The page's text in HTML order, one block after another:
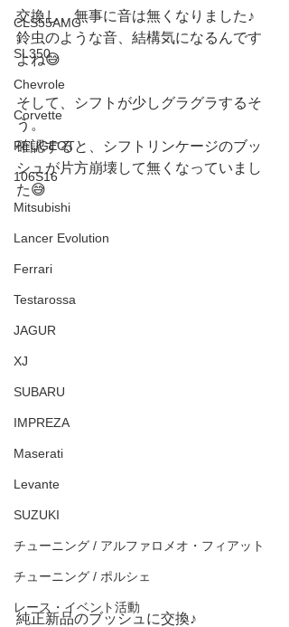
CLS55AMG
SL350
Chevrole
Corvette
PEUGEOT
106S16
Mitsubishi
Lancer Evolution
Ferrari
Testarossa
JAGUR
XJ
SUBARU
IMPREZA
Maserati
Levante
SUZUKI
チューニング / アルファロメオ・フィアット
チューニング / ポルシェ
レース・イベント活動
交換し、無事に音は無くなりました♪
鈴虫のような音、結構気になるんです
よね😅
そして、シフトが少しグラグラするそ
う。
確認すると、シフトリンケージのブッ
シュが片方崩壊して無くなっていまし
た😅
純正新品のブッシュに交換♪